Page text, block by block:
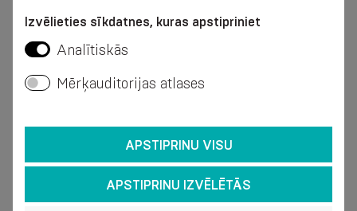
Izvēlieties sīkdatnes, kuras apstipriniet
Analītiskās
Mērķauditorijas atlases
APSTIPRINU VISU
APSTIPRINU IZVĒLĒTĀS